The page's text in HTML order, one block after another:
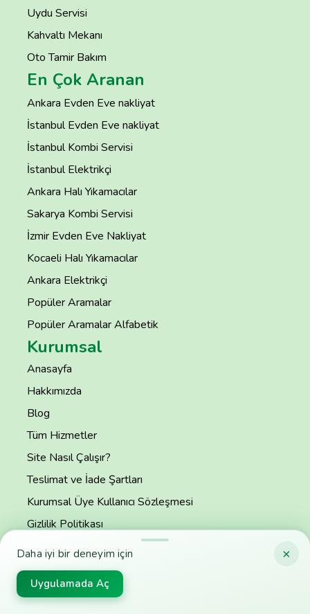
×
Daha iyi bir deneyim için
Uygulamada Aç
Uydu Servisi
Kahvaltı Mekanı
Oto Tamir Bakım
En Çok Aranan
Ankara Evden Eve nakliyat
İstanbul Evden Eve nakliyat
İstanbul Kombi Servisi
İstanbul Elektrikçi
Ankara Halı Yıkamacılar
Sakarya Kombi Servisi
İzmir Evden Eve Nakliyat
Kocaeli Halı Yıkamacılar
Ankara Elektrikçi
Popüler Aramalar
Popüler Aramalar Alfabetik
Kurumsal
Anasayfa
Hakkımızda
Blog
Tüm Hizmetler
Site Nasıl Çalışır?
Teslimat ve İade Şartları
Kurumsal Üye Kullanıcı Sözleşmesi
Gizlilik Politikası
S.S.S
İletişim